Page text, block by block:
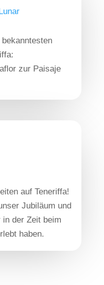
zur Paisaje
auf Teneriffa!
Jubiläum und
der Zeit beim
haben.